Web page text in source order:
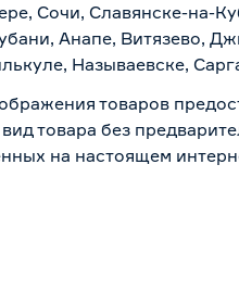
Сочи, Славянске-на-
Анапе, Витязево,
Называевске,
товаров
товара без
на настоящем